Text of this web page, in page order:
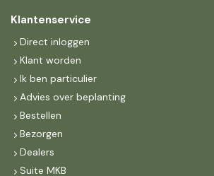
Klantenservice
Direct inloggen
Klant worden
Ik ben particulier
Advies over beplanting
Bestellen
Bezorgen
Dealers
Suite MKB